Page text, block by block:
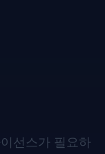
선스가 필요하